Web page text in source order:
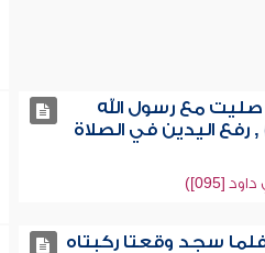
مع رسول الله
رفع اليدين في الصلاة
[095])
سجد وقعتا ركبتاه